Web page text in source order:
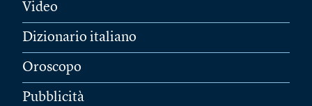
Video
Dizionario italiano
Oroscopo
Pubblicità